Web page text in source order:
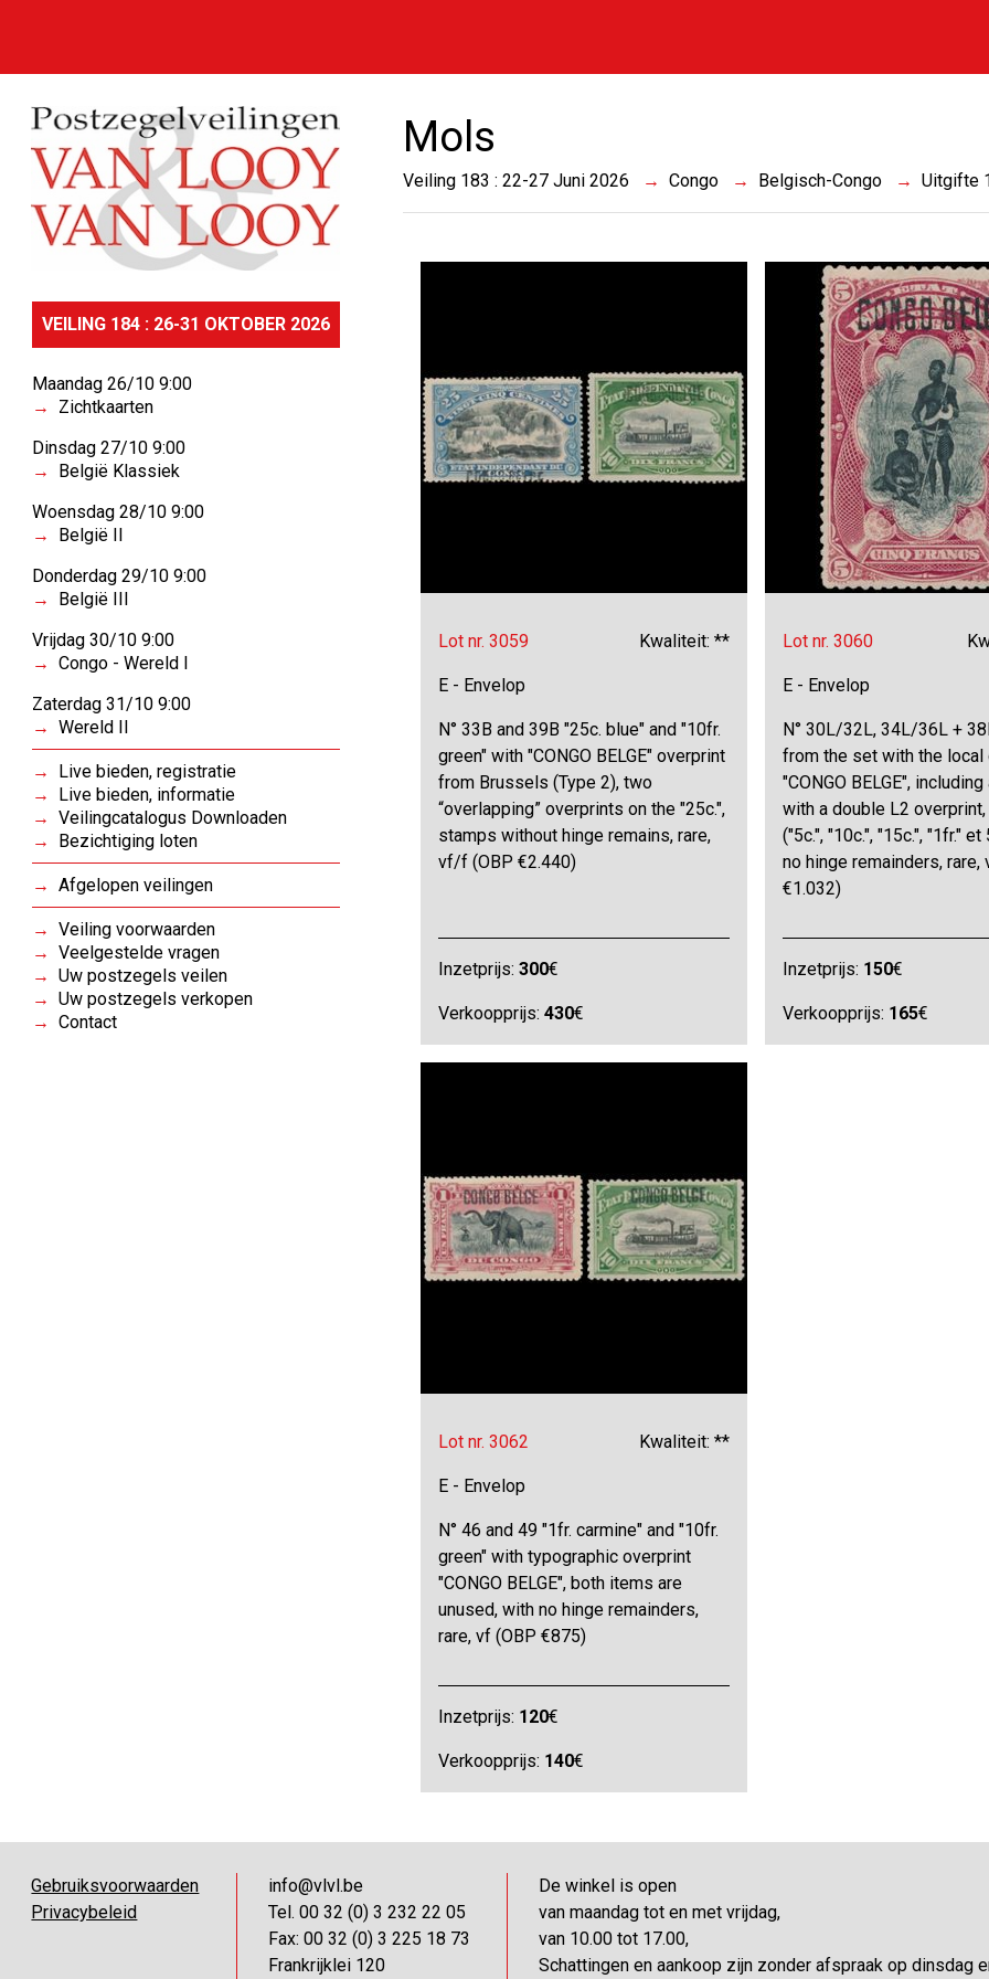
VEILING 184 : 26-31 OKTOBER 2026
Maandag 26/10 9:00
Zichtkaarten
Dinsdag 27/10 9:00
België Klassiek
Woensdag 28/10 9:00
België II
Donderdag 29/10 9:00
België III
Vrijdag 30/10 9:00
Congo - Wereld I
Zaterdag 31/10 9:00
Wereld II
Live bieden, registratie
Live bieden, informatie
Veilingcatalogus Downloaden
Bezichtiging loten
Afgelopen veilingen
Veiling voorwaarden
Veelgestelde vragen
Uw postzegels veilen
Uw postzegels verkopen
Contact
Mols
Veiling 183 : 22-27 Juni 2026 Congo Belgisch-Congo Uitgifte
Lot nr. 3059 Kwaliteit: **
E - Envelop
N° 33B and 39B "25c. blue" and "10fr.
green" with "CONGO BELGE" overprint
from Brussels (Type 2), two
“overlapping” overprints on the "25c.",
stamps without hinge remains, rare,
vf/f (OBP €2.440)
Inzetprijs:300€
Verkoopprijs:430€
Lot nr. 3060
E - Envelop
N° 30L/32L, 34L/36L +
from the set with the local
"CONGO BELGE", including
with a double L2
("5c.", "10c.", "15c.", "1fr." et
no hinge remainders, rare,
€1.032)
Inzetprijs: 150€
Verkoopprijs: 165€
Lot nr. 3062 Kwaliteit: **
E - Envelop
N° 46 and 49 "1fr. carmine" and "10fr.
green" with typographic overprint
"CONGO BELGE", both items are
unused, with no hinge remainders,
rare, vf (OBP €875)
Inzetprijs: 120€
Verkoopprijs: 140€
Gebruiksvoorwaarden
Privacybeleid
info@vlvl.be
Tel. 00 32 (0) 3 232 22 05
Fax: 00 32 (0) 3 225 18 73
Frankrijklei 120
De winkel is open
van maandag tot en met vrijdag,
van 10.00 tot 17.00,
Schattingen en aankoop zijn zonder afspraak op dinsdag